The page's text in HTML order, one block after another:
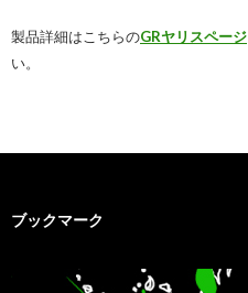
製品詳細はこちらのGRヤリスページ
い。
ブックマーク